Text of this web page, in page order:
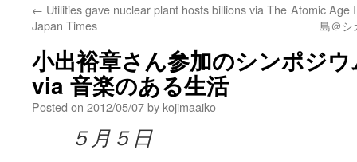
← Utilities gave nuclear plant hosts billions via The
Japan Times
Atomic Age
島＠
小出裕章さん参加のシンポ
via 音楽のある生活
Posted on 2012/05/07by kojimaaiko
５月５日